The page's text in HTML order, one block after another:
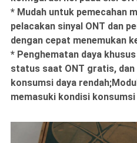
* Mudah untuk pemecahan
pelacakan sinyal ONT dan
dengan cepat menemukan
* Penghematan daya
status saat ONT gratis,
konsumsi daya
memasuki kondisi konsumsi